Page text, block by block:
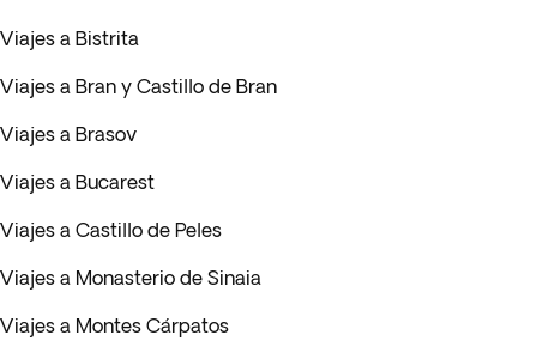
Viajes a Bistrita
Viajes a Bran y Castillo de Bran
Viajes a Brasov
Viajes a Bucarest
Viajes a Castillo de Peles
Viajes a Monasterio de Sinaia
Viajes a Montes Cárpatos